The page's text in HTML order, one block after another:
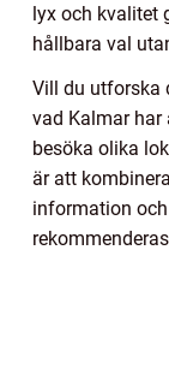
lyx och kvalitet
hållbara val
Vill du utforska
vad Kalmar har
besöka olika
är att
information